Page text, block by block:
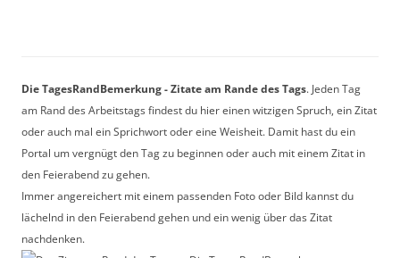
Die TagesRandBemerkung - Zitate am Rande des Tags. Jeden Tag
am Rand des Arbeitstags findest du hier einen witzigen Spruch, ein Zitat
oder auch mal ein Sprichwort oder eine Weisheit. Damit hast du ein
Portal um vergnügt den Tag zu beginnen oder auch mit einem Zitat in
den Feierabend zu gehen.
Immer angereichert mit einem passenden Foto oder Bild kannst du
lächelnd in den Feierabend gehen und ein wenig über das Zitat
nachdenken.